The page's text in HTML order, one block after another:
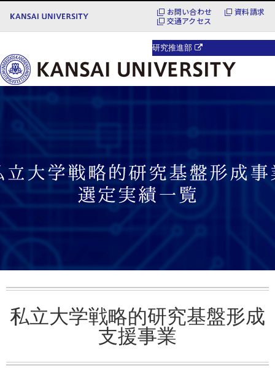
お問い合わせ
資料請求
交通アクセス
研究推進部
私立大学戦略的研究基盤形成
支援事業